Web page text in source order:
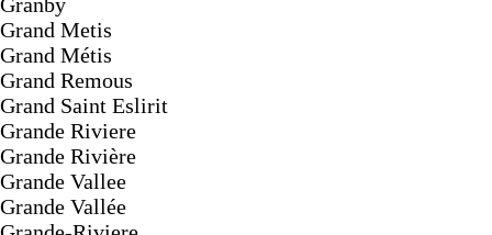
Grand Metis
Grand Métis
Grand Remous
Grand Saint Eslirit
Grande Riviere
Grande Rivière
Grande Vallee
Grande Vallée